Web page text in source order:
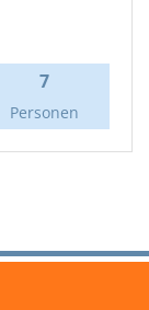
7
Personen